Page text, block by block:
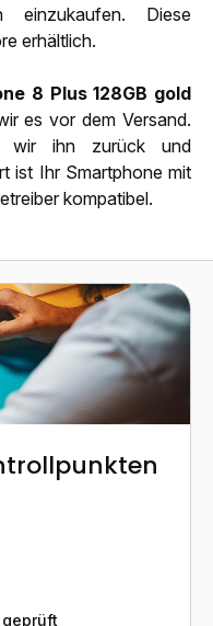
Diese
erhältlich.
8 Plus 128GB gold
es vor dem Versand.
wir ihn zurück und
ist Ihr Smartphone mit
kompatibel.